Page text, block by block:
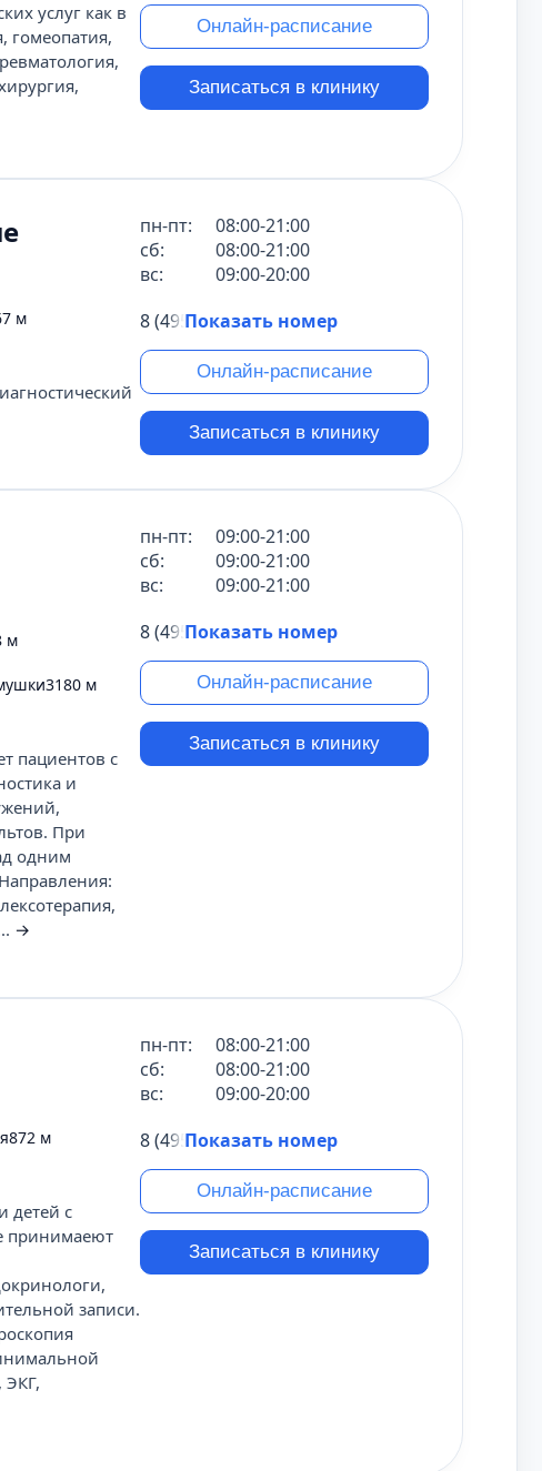
услуг как в
гомеопатия,
Онлайн-расписание
Записаться в клинику
м
пн-пт:
08:00-21:00
сб:
08:00-21:00
вс:
09:00-20:00
8 (495) 431-69-47
Показать номер
Онлайн-расписание
Записаться в клинику
м
3180 м
пациентов с
и
При
одним
→
пн-пт:
09:00-21:00
сб:
09:00-21:00
вс:
09:00-21:00
8 (495) 431-69-47
Показать номер
Онлайн-расписание
Записаться в клинику
872 м
детей с
принимаеют
записи.
ЭКГ,
пн-пт:
08:00-21:00
сб:
08:00-21:00
вс:
09:00-20:00
8 (495) 431-69-47
Показать номер
Онлайн-расписание
Записаться в клинику